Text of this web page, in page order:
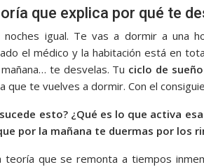
A
p
p
n
g
er
e a
m
que explica por qué te
noches igual. Te vas a dormir a una
el médico y la habitación está en
te desvelas. Tu ciclo de sueño
que te vuelves a dormir. Con el
esto? ¿Qué es lo que activa
por la mañana te duermas por los
teoría que se remonta a tiempos